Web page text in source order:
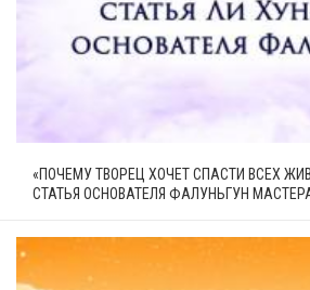
«ПОЧЕМУ ТВОРЕЦ ХОЧЕТ СПАСТИ ВСЕХ
СТАТЬЯ ОСНОВАТЕЛЯ ФАЛУНЬГУН